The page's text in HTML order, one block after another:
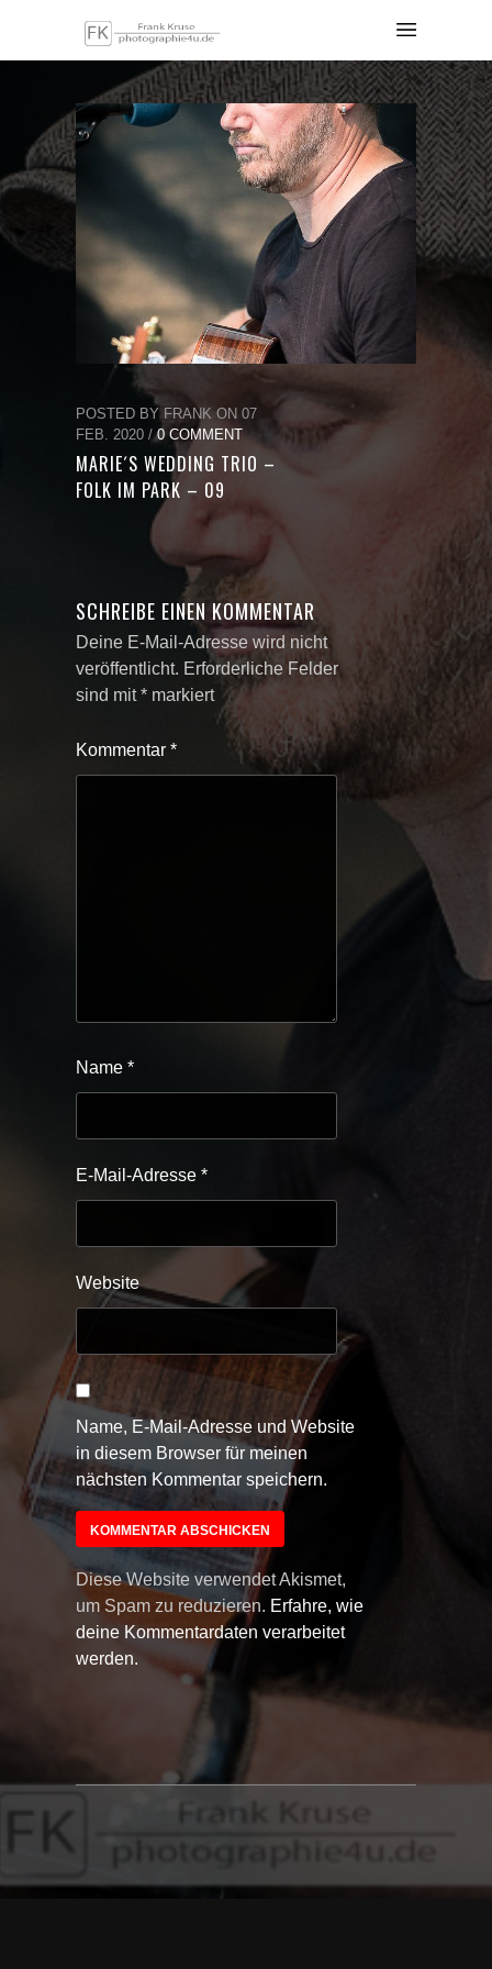
POSTED BY FRANK ON 07
FEB. 2020 /0 COMMENT
MARIE´S WEDDING TRIO –
FOLK IM PARK – 09
SCHREIBE EINEN KOMMENTAR
Deine E-Mail-Adresse wird nicht
veröffentlicht. Erforderliche Felder
sind mit* markiert
Kommentar *
Name *
E-Mail-Adresse *
Website
Name, E-Mail-Adresse und Website
in diesem Browser für meinen
nächsten Kommentar speichern.
Diese Website verwendet Akismet,
um Spam zu reduzieren. Erfahre, wie
deine Kommentardaten verarbeitet
werden.